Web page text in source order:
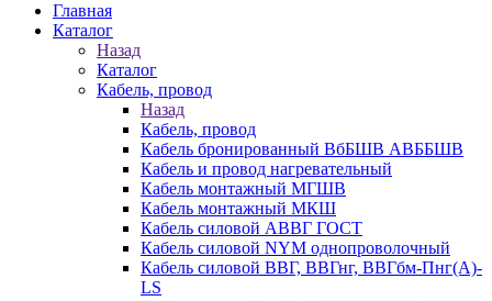
Главная
Каталог
Назад
Каталог
Кабель, провод
Назад
Кабель, провод
Кабель бронированный ВбБШВ АВББШВ
Кабель и провод нагревательный
Кабель монтажный МГШВ
Кабель монтажный МКШ
Кабель силовой АВВГ ГОСТ
Кабель силовой NYM однопроволочный
Кабель силовой ВВГ, ВВГнг, ВВГбм-Пнг(А)-
LS